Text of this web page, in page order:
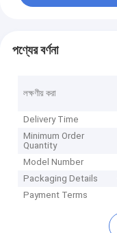
পণ্যের বর্ণনা
লক্ষণীয় করা
Delivery Time
Minimum Order
Quantity
Model Number
Packaging Details
Payment Terms